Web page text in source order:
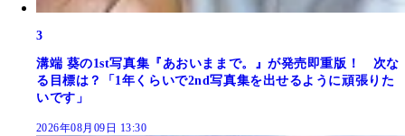
3
溝端 葵の1st写真集『あおいままで。』が発売即重版！ 次な
る目標は？「1年くらいで2nd写真集を出せるように頑張りた
いです」
2026年08月09日 13:30